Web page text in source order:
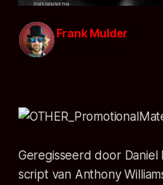
Frank Mulder
Geregisseerd door
script van Anthony